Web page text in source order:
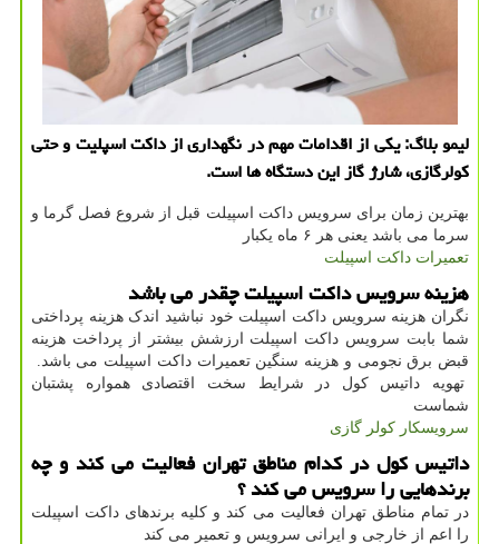
لیمو بلاگ: یكی از اقدامات مهم در نگهداری از داكت اسپلیت و حتی
كولرگازی، شارژ گاز این دستگاه ها است.
بهترین زمان برای سرویس داکت اسپیلت قبل از شروع فصل گرما و
سرما می باشد یعنی هر ۶ ماه یکبار
تعمیرات داکت اسپیلت
هزینه سرویس داکت اسپیلت چقدر می باشد
نگران هزینه سرویس داکت اسپیلت خود نباشید اندک هزینه پرداختی
شما بابت سرویس داکت اسپیلت ارزشش بیشتر از پرداخت هزینه
قبض برق نجومی و هزینه سنگین تعمیرات داکت اسپیلت می باشد.
تهویه داتیس کول در شرایط سخت اقتصادی همواره پشتبان
شماست
سرویسکار کولر گازی
داتیس کول در کدام مناطق تهران فعالیت می کند و چه
برندهایی را سرویس می کند ؟
در تمام مناطق تهران فعالیت می کند و کلیه برندهای داکت اسپیلت
را اعم از خارجی و ایرانی سرویس و تعمیر می کند